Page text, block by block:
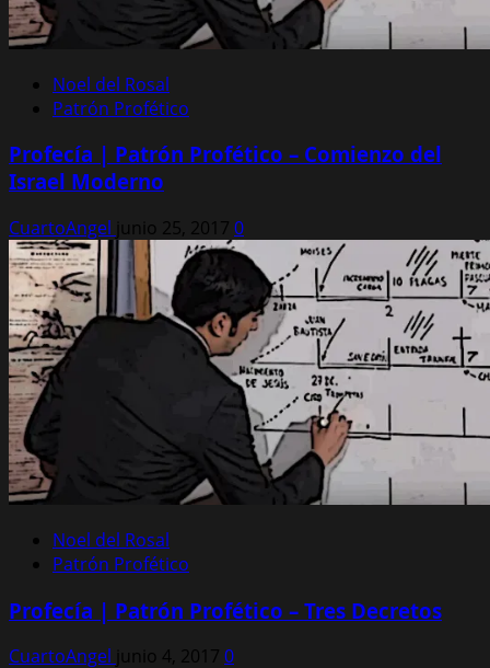
Noel del Rosal
Patrón Profético
Profecía | Patrón Profético – Comienzo del
Israel Moderno
CuartoAngel junio 25, 2017 0
Noel del Rosal
Patrón Profético
Profecía | Patrón Profético – Tres Decretos
CuartoAngel junio 4, 2017 0